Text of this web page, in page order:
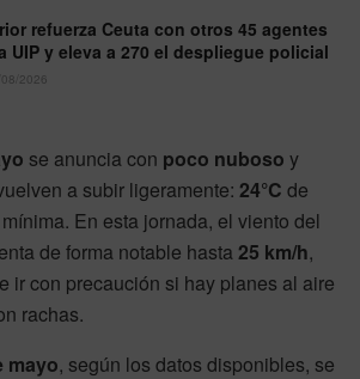
refuerza Ceuta con otros 45 agentes
UIP y eleva a 270 el despliegue policial
2026
se anuncia con poco nuboso y
a subir ligeramente: 24°C de
En esta jornada, el viento del
de forma notable hasta25 km/h,
ir con precaución si hay planes al aire
rachas.
mayo, según los datos disponibles, se